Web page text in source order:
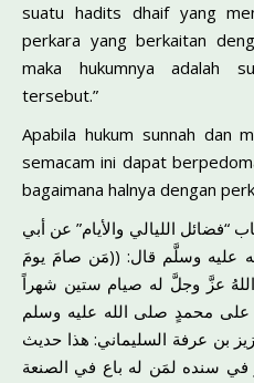
suatu hadits dhaif yang
perkara yang berkaitan
maka hukumnya adalah
tersebut.”
Apabila hukum sunnah dan
semacam ini dapat
bagaimana halnya dengan
الليالي والأيام” عن أبي
عليه وسلَّم قال: ((مَن صامَ يومَ
عزَّ وجلَّ له صيام ستين شهراً
على محمدٍ صلى الله عليه وسلم
بن عرفة السليماني: هذا حديث
في سنده لمَن له باع في الصنعة